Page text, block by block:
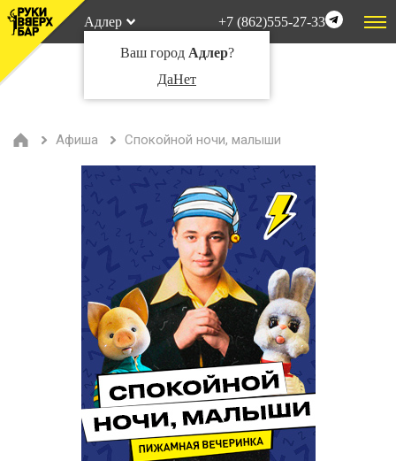
Адлер
Ваш город Адлер?
ДаНет
+7 (862)555-27-33
Афиша Спокойной ночи, малыши